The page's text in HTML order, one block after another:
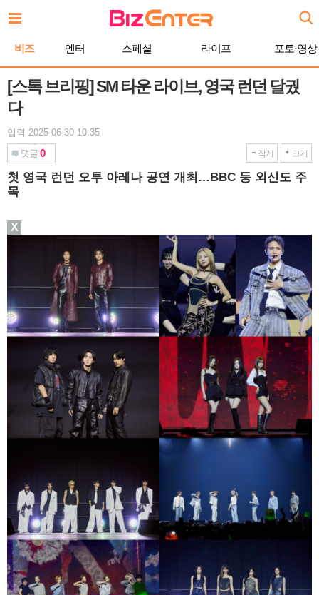
문
기
비즈 엔터 스페셜 라이프 포토·영상
[스톡 브리핑] SM 타운 라이브, 영국 런던 달궜
다
입력 2025-06-30 10:35
댓글 0 작게 크게
첫 영국 런던 오투 아레나 공연 개최…BBC 등 외신도 주
목
X